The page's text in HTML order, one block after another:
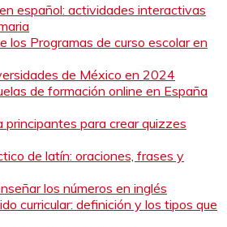
español: actividades interactivas
los Programas de curso escolar en
de México en 2024
de formación online en España
principantes para crear quizzes
de latín: oraciones, frases y
los números en inglés
curricular: definición y los tipos que